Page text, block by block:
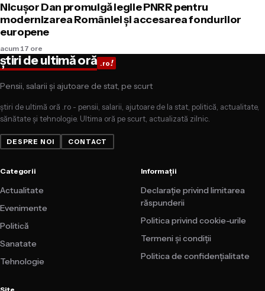
Nicușor Dan promulgă legile PNRR pentru
modernizarea României și accesarea fondurilor
europene
acum 17 ore
știri de ultimă oră .ro!
Pensii, salarii și ajutoare de stat, pe scurt
știri de ultimă oră .ro - pensii, salarii, ajutoare de la stat, politică, actualitate,
sănătate și tehnologie. Ultima oră pe scurt, actualizată zilnic.
DESPRE NOI CONTACT
Categorii
Actualitate
Evenimente
Politică
Sanatate
Tehnologie
Informații
Declarație privind limitarea
răspunderii
Politica privind cookie-urile
Termeni și condiții
Politica de confidențialitate